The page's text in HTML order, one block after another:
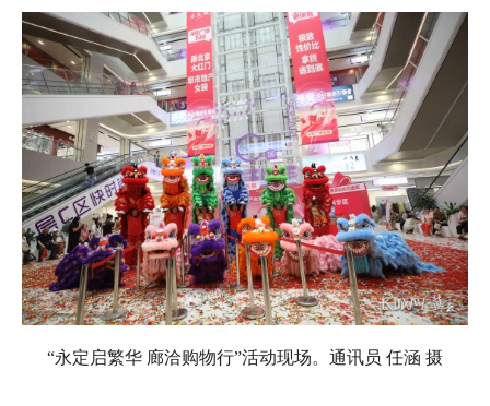
“永定启繁华 廊洽购物行”活动现场。通讯员 任涵 摄